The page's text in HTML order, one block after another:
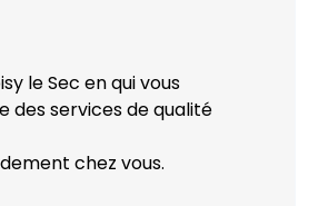
le Sec en qui vous
des services de qualité
chez vous.